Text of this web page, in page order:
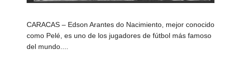
CARACAS – Edson Arantes do Nacimiento, mejor conocido
como Pelé, es uno de los jugadores de fútbol más famoso
del mundo....